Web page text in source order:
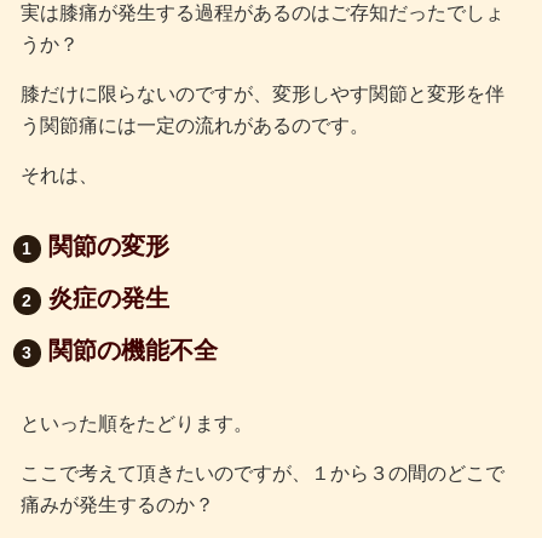
実は膝痛が発生する過程があるのはご存知だったでしょ
うか？
膝だけに限らないのですが、変形しやす関節と変形を伴
う関節痛には一定の流れがあるのです。
それは、
関節の変形
炎症の発生
関節の機能不全
といった順をたどります。
ここで考えて頂きたいのですが、１から３の間のどこで
痛みが発生するのか？